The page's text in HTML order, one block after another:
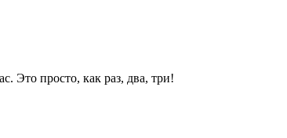
Это просто, как раз, два, три!